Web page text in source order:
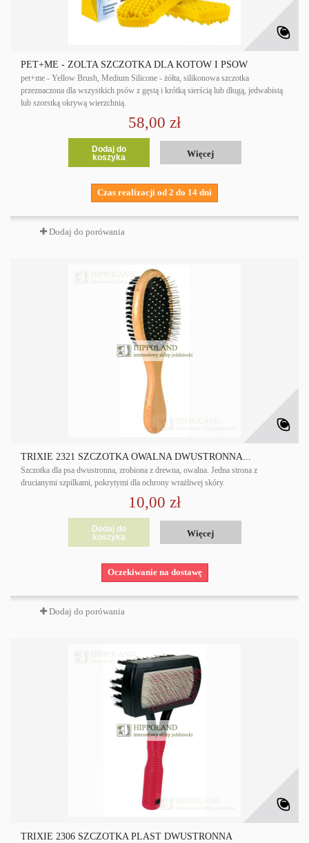
PET+ME - ZOLTA SZCZOTKA DLA KOTOW I PSOW
pet+me - Yellow Brush, Medium Silicone - żółta, silikonowa szczotka
przeznaczona dla wszystkich psów z gęstą i krótką sierścią lub długą, jedwabistą
lub szorstką okrywą wierzchnią.
58,00 zł
Dodaj do
koszyka
Więcej
Czas realizacji od 2 do 14 dni
Dodaj do porówania
TRIXIE 2321 SZCZOTKA OWALNA DWUSTRONNA...
Szczotka dla psa dwustronna, zrobiona z drewna, owalna. Jedna strona z
drucianymi szpilkami, pokrytymi dla ochrony wrażliwej skóry.
10,00 zł
Dodaj do
koszyka
Więcej
Oczekiwanie na dostawę
Dodaj do porówania
TRIXIE 2306 SZCZOTKA PLAST DWUSTRONNA